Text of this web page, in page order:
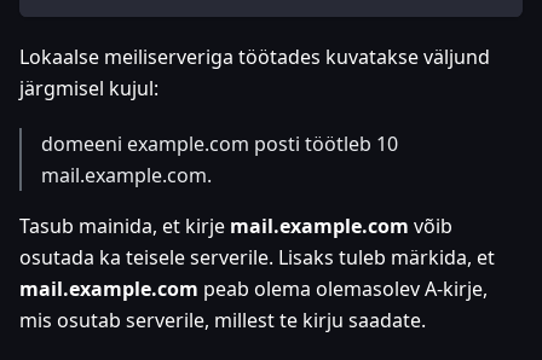
Lokaalse meiliserveriga töötades kuvatakse väljund
järgmisel kujul:
domeeni example.com posti töötleb 10
mail.example.com.
Tasub mainida, et kirje mail.example.com võib
osutada ka teisele serverile. Lisaks tuleb märkida, et
mail.example.com peab olema olemasolev A-kirje,
mis osutab serverile, millest te kirju saadate.